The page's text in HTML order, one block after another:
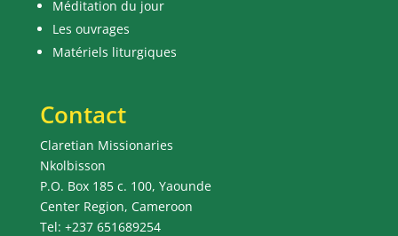
Méditation du jour
Les ouvrages
Matériels liturgiques
Contact
Claretian Missionaries
Nkolbisson
P.O. Box 185 c. 100, Yaounde
Center Region, Cameroon
Tel: +237 651689254